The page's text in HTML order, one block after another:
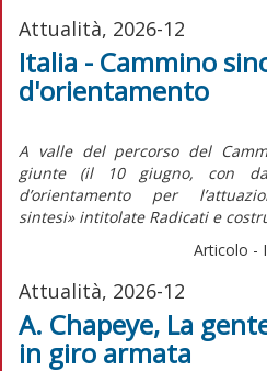
Attualità, 2026-12
Italia - Cammino
d'orientamento
A valle del percorso del
giunte (il 10 giugno, con
d’orientamento per
sintesi»intitolate Radicati e
Articolo -
Attualità, 2026-12
A. Chapeye, La
in giro armata